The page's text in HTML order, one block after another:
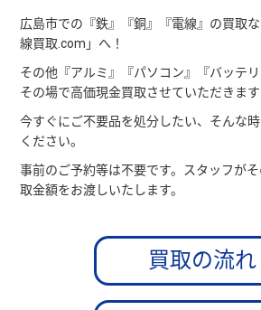
広島市での『鉄』『銅』『電線』の買取
線買取.com」へ！
その他『アルミ』『パソコン』『バッテ
その場で高価現金買取させていただきます
今すぐにご不要品を処分したい、そんな
ください。
事前のご予約等は不要です。スタッフが
取金額をお渡しいたします。
買取の流れ